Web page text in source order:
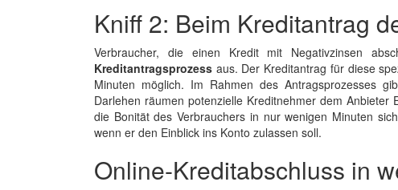
Kniff 2: Beim Kreditantrag
Verbraucher, die einen Kredit mit Negativzinsen
Kreditantragsprozess aus. Der Kreditantrag für diese
Minuten möglich. Im Rahmen des Antragsprozesses
Darlehen räumen potenzielle Kreditnehmer dem Anbieter
die Bonität des Verbrauchers in nur wenigen Minuten
wenn er den Einblick ins Konto zulassen soll.
Online-Kreditabschluss in